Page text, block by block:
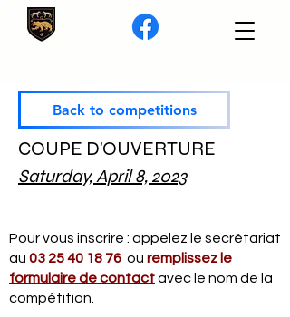
Back to competitions
COUPE D'OUVERTURE
Saturday, April 8, 2023
Pour vous inscrire : appelez le secrétariat
au 03 25 40 18 76 ou remplissez le
formulaire de contactavec le nom de la
compétition.